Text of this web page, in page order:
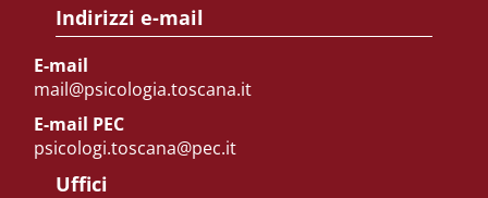
Indirizzi e-mail
E-mail
mail@psicologia.toscana.it
E-mail PEC
psicologi.toscana@pec.it
Uffici